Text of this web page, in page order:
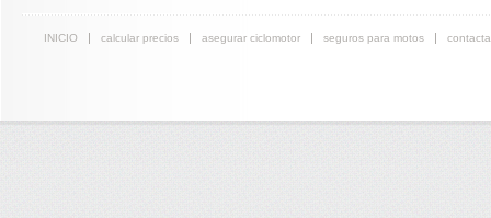
INICIO calcular precios asegurar ciclomotor seguros para motos